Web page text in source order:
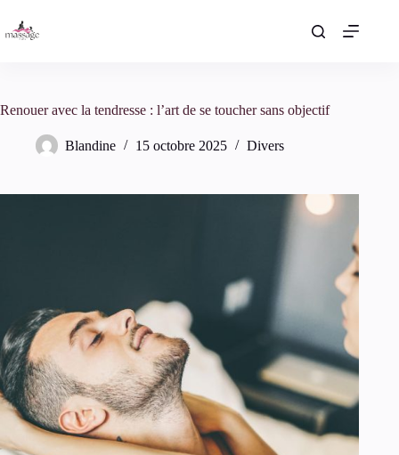
contenu
Renouer avec la tendresse : l’art de se toucher sans objectif
Blandine 15 octobre 2025 Divers